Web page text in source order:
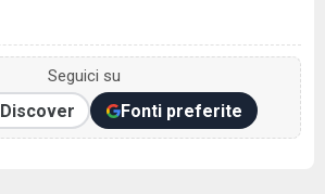
Seguici su
Discover Fonti preferite